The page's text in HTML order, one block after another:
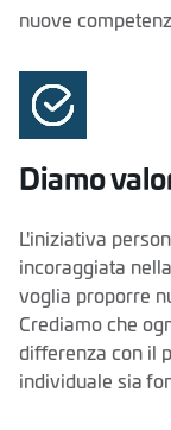
nuove
Diamo
L'iniziativa
incoraggiata
voglia proporre
Crediamo che
differenza con il
individuale sia